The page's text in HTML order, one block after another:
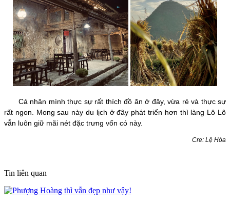
Cá nhân mình thực sự rất thích đồ ăn ở đây, vừa rẻ và thực sự
rất ngon. Mong sau này du lịch ở đây phát triển hơn thì làng Lô Lô
vẫn luôn giữ mãi nét đặc trưng vốn có này.
Cre: Lệ Hòa
Tin liên quan